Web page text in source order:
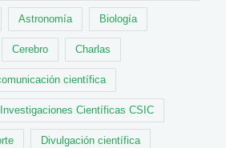
Astronomía Biología
Cerebro Charlas
científica
Científicas CSIC
Divulgación científica